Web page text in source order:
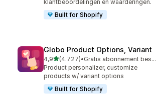
klantbeoordelingen en waarderingen.
Built for Shopify
Globo Product Options, Variant
4,9van 5 sterren
(4.727)
4727 recensies in totaal
•
Gratis abonnement beschikbaar
Product personalizer, customize
products w/ variant options
Built for Shopify